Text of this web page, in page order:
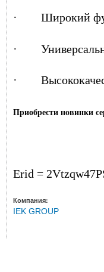
· Широкий
·
·
Приобрести новинки
Erid =
Компания:
IEK GROUP